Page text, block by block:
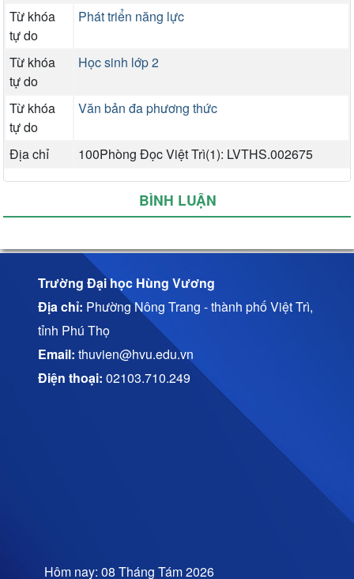
Từ khóa
tự do
Phát triển năng lực
Từ khóa
tự do
Học sinh lớp 2
Từ khóa
tự do
Văn bản đa phương thức
Địa chỉ 100Phòng Đọc Việt Trì(1): LVTHS.002675
BÌNH LUẬN
Trường Đại học Hùng Vương
Địa chỉ: Phường Nông Trang - thành phố Việt Trì,
tỉnh Phú Thọ
Email: thuvien@hvu.edu.vn
Điện thoại: 02103.710.249
Hôm nay: 08 Tháng Tám 2026